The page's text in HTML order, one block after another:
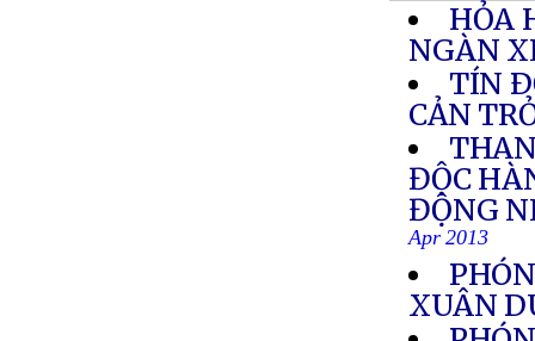
HỎA
NGÀN
TÍN
CẢN
ĐỘC
ĐỘNG
Apr 2013
XUÂN